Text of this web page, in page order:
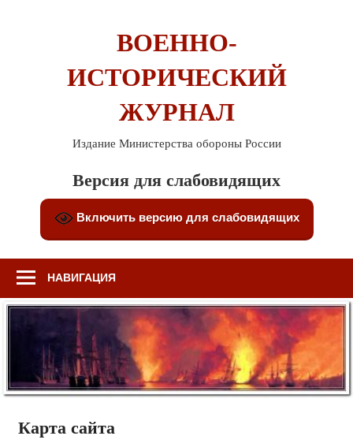
ВОЕННО-
ИСТОРИЧЕСКИЙ
ЖУРНАЛ
Издание Министерства обороны России
Версия для слабовидящих
Включить версию для слабовидящих
НАВИГАЦИЯ
Карта сайта